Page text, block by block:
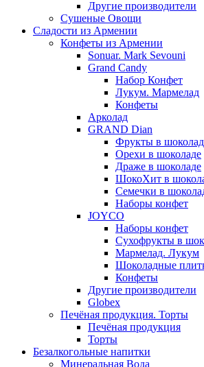
Другие производители
Сушеные Овощи
Сладости из Армении
Конфеты из Армении
Sonuar. Mark Sevouni
Grand Candy
Набор Конфет
Лукум. Мармелад
Конфеты
Арколад
GRAND Dian
Фрукты в
Орехи в шоколаде
Драже в шоколаде
ШокоХит в
Семечки в
Наборы конфет
JOYCO
Наборы конфет
Сухофрукты в
Мармелад. Лукум
Шоколадные
Конфеты
Другие производители
Globex
Печёная продукция. Торты
Печёная продукция
Торты
Безалкогольные напитки
Минеральная Вода